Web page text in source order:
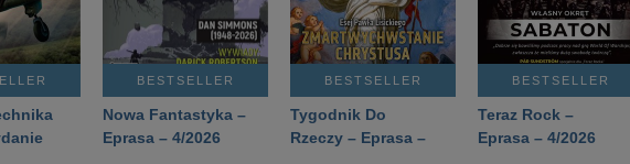
BESTSELLER
Nowa Fantastyka –
Eprasa – 4/2026
BESTSELLER
Tygodnik Do
Rzeczy – Eprasa –
BESTSELLER
Teraz Rock –
Eprasa – 4/2026